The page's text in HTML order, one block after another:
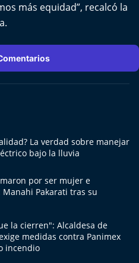
más equidad”, recalcó la
La verdad sobre manejar
bajo la lluvia
por ser mujer e
Pakarati tras su
la cierren": Alcaldesa de
medidas contra Panimex
incendio